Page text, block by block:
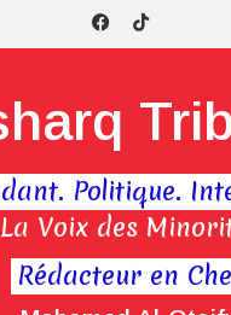
Rédacteur en
Politique.
La Voix des